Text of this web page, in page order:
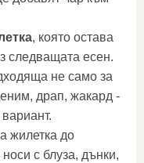
, която остава
следващата есен.
не само за
драп, жакард -
жилетка до
с блуза, дънки,